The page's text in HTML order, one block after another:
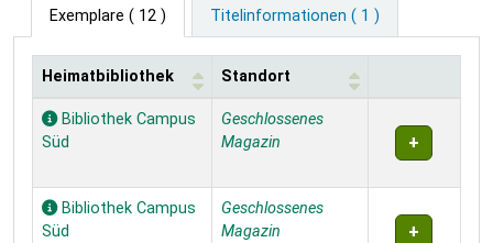
Exemplare ( 12 ) Titelinformationen ( 1 )
Exemplare
Heimatbibliothek Standort
Bibliothek Campus
Süd
Geschlossenes
Magazin
Bibliothek Campus
Süd
Geschlossenes
Magazin